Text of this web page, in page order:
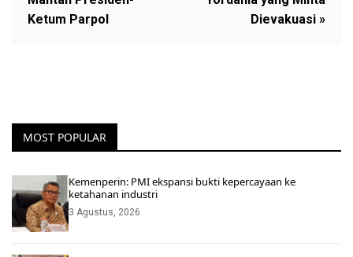
Ketum Parpol
Dievakuasi »
MOST POPULAR
Kemenperin: PMI ekspansi bukti kepercayaan ke
ketahanan industri
3 Agustus, 2026